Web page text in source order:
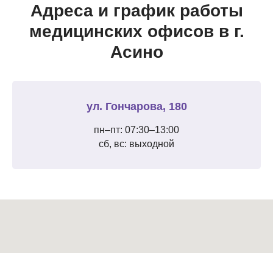
Адреса и график работы
медицинских офисов в г.
Асино
ул. Гончарова, 180
пн–пт: 07:30–13:00
сб, вс: выходной